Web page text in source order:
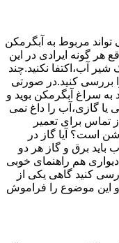
مربوط به آبگرمکن
هر گونه ایرادی در این
آب،اکتفا نکنید.چند
بررسی کنید.در صورتی
سراغ آبگرمکن بوید و
یا گازی،آب را داغ نمی
تماس برای تعمیر
است؟ آیا گاز در
برق و گاز هر دو
هم راهنمای خوبی
کنید گاهی یکی از
و این موضوع را فراموش